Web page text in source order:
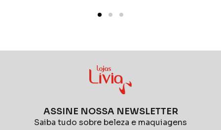
ASSINE NOSSA NEWSLETTER
Saiba tudo sobre beleza e maquiagens